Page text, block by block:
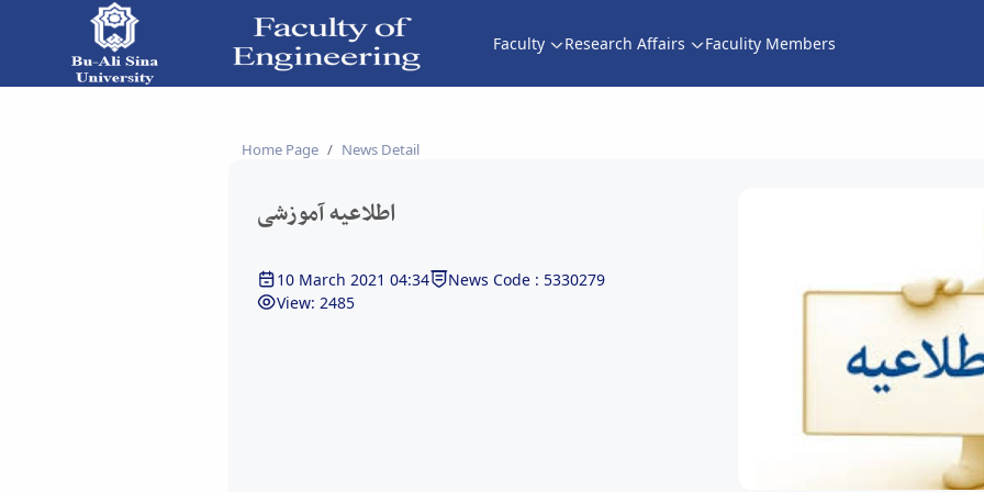
Faculty Research Affairs Faculity Members
اطلاعیه آموزشی - دانشکده فنی و مهندسی
Home Page News Detail
اطلاعیه آموزشی
10 March 2021 04:34
News Code : 5330279
View: 2485